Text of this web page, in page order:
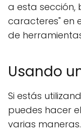
a esta sección,
caracteres" en
de
Usando
Si estás
puedes hacer
varias maneras.